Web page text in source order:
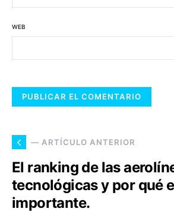
WEB
— ARTÍCULO ANTERIOR
El ranking de las
tecnológicas y por qué
importante.